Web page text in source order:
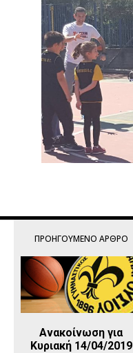
ΠΡΟΗΓΟΎΜΕΝΟ ΆΡΘΡΟ
Ανακοίνωση για
Κυριακή 14/04/2019